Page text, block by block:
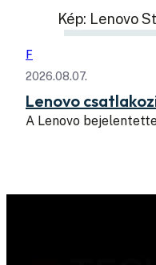
Kép: Lenovo
F
2026.08.07.
Lenovo
A Lenovo